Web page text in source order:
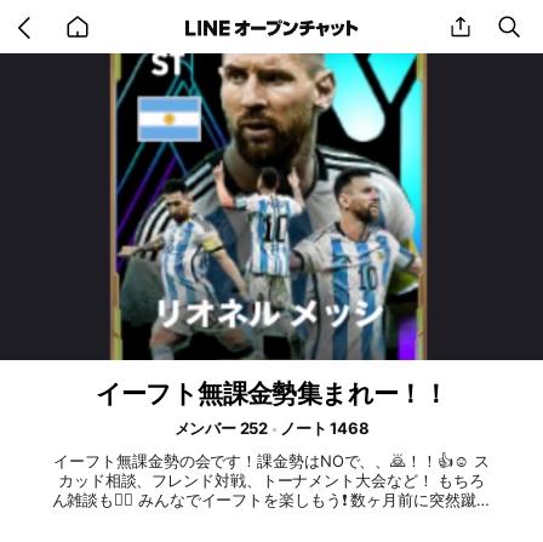
back
to
home
share
イーフト無課金勢集まれー！！
メンバー 252
ノート 1468
イーフト無課金勢の会です！課金勢はNOで、、🙇！！👍☺️ ス
カッド相談、フレンド対戦、トーナメント大会など！ もちろ
ん雑談も🙆‍♂️ みんなでイーフトを楽しもう❗️ 数ヶ月前に突然蹴ら